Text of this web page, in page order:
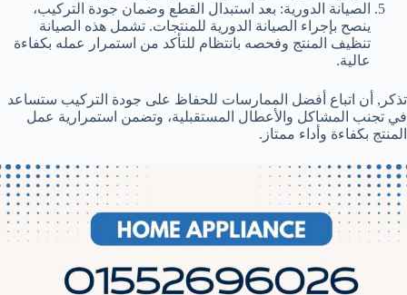
الصيانة الدورية: بعد استبدال القطع وضمان جودة التركيب،
ينصح بإجراء الصيانة الدورية للمنتجات. تشمل هذه الصيانة
تنظيف المنتج وفحصه بانتظام للتأكد من استمرار عمله بكفاءة
عالية.
تذكر, أن اتباع أفضل الممارسات للحفاظ على جودة التركيب ستساعد
في تجنب المشاكل والأعطال المستقبلية، وتضمن استمرارية عمل
المنتج بكفاءة وأداء ممتاز.